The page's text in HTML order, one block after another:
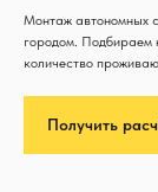
Монтаж автономных
городом. Подбираем
количество
Получить